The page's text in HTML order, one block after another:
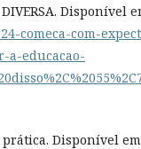
Disponível
comeca-com-
a-educacao-
Disponível